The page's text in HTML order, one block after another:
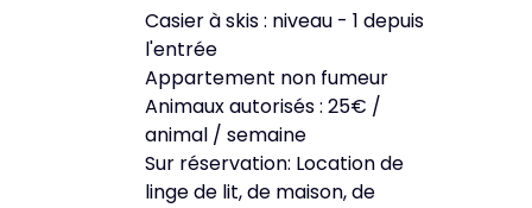
Casier à skis : niveau - 1 depuis
l'entrée
Appartement non fumeur
Animaux autorisés : 25€ /
animal / semaine
Sur réservation: Location de
linge de lit, de maison, de